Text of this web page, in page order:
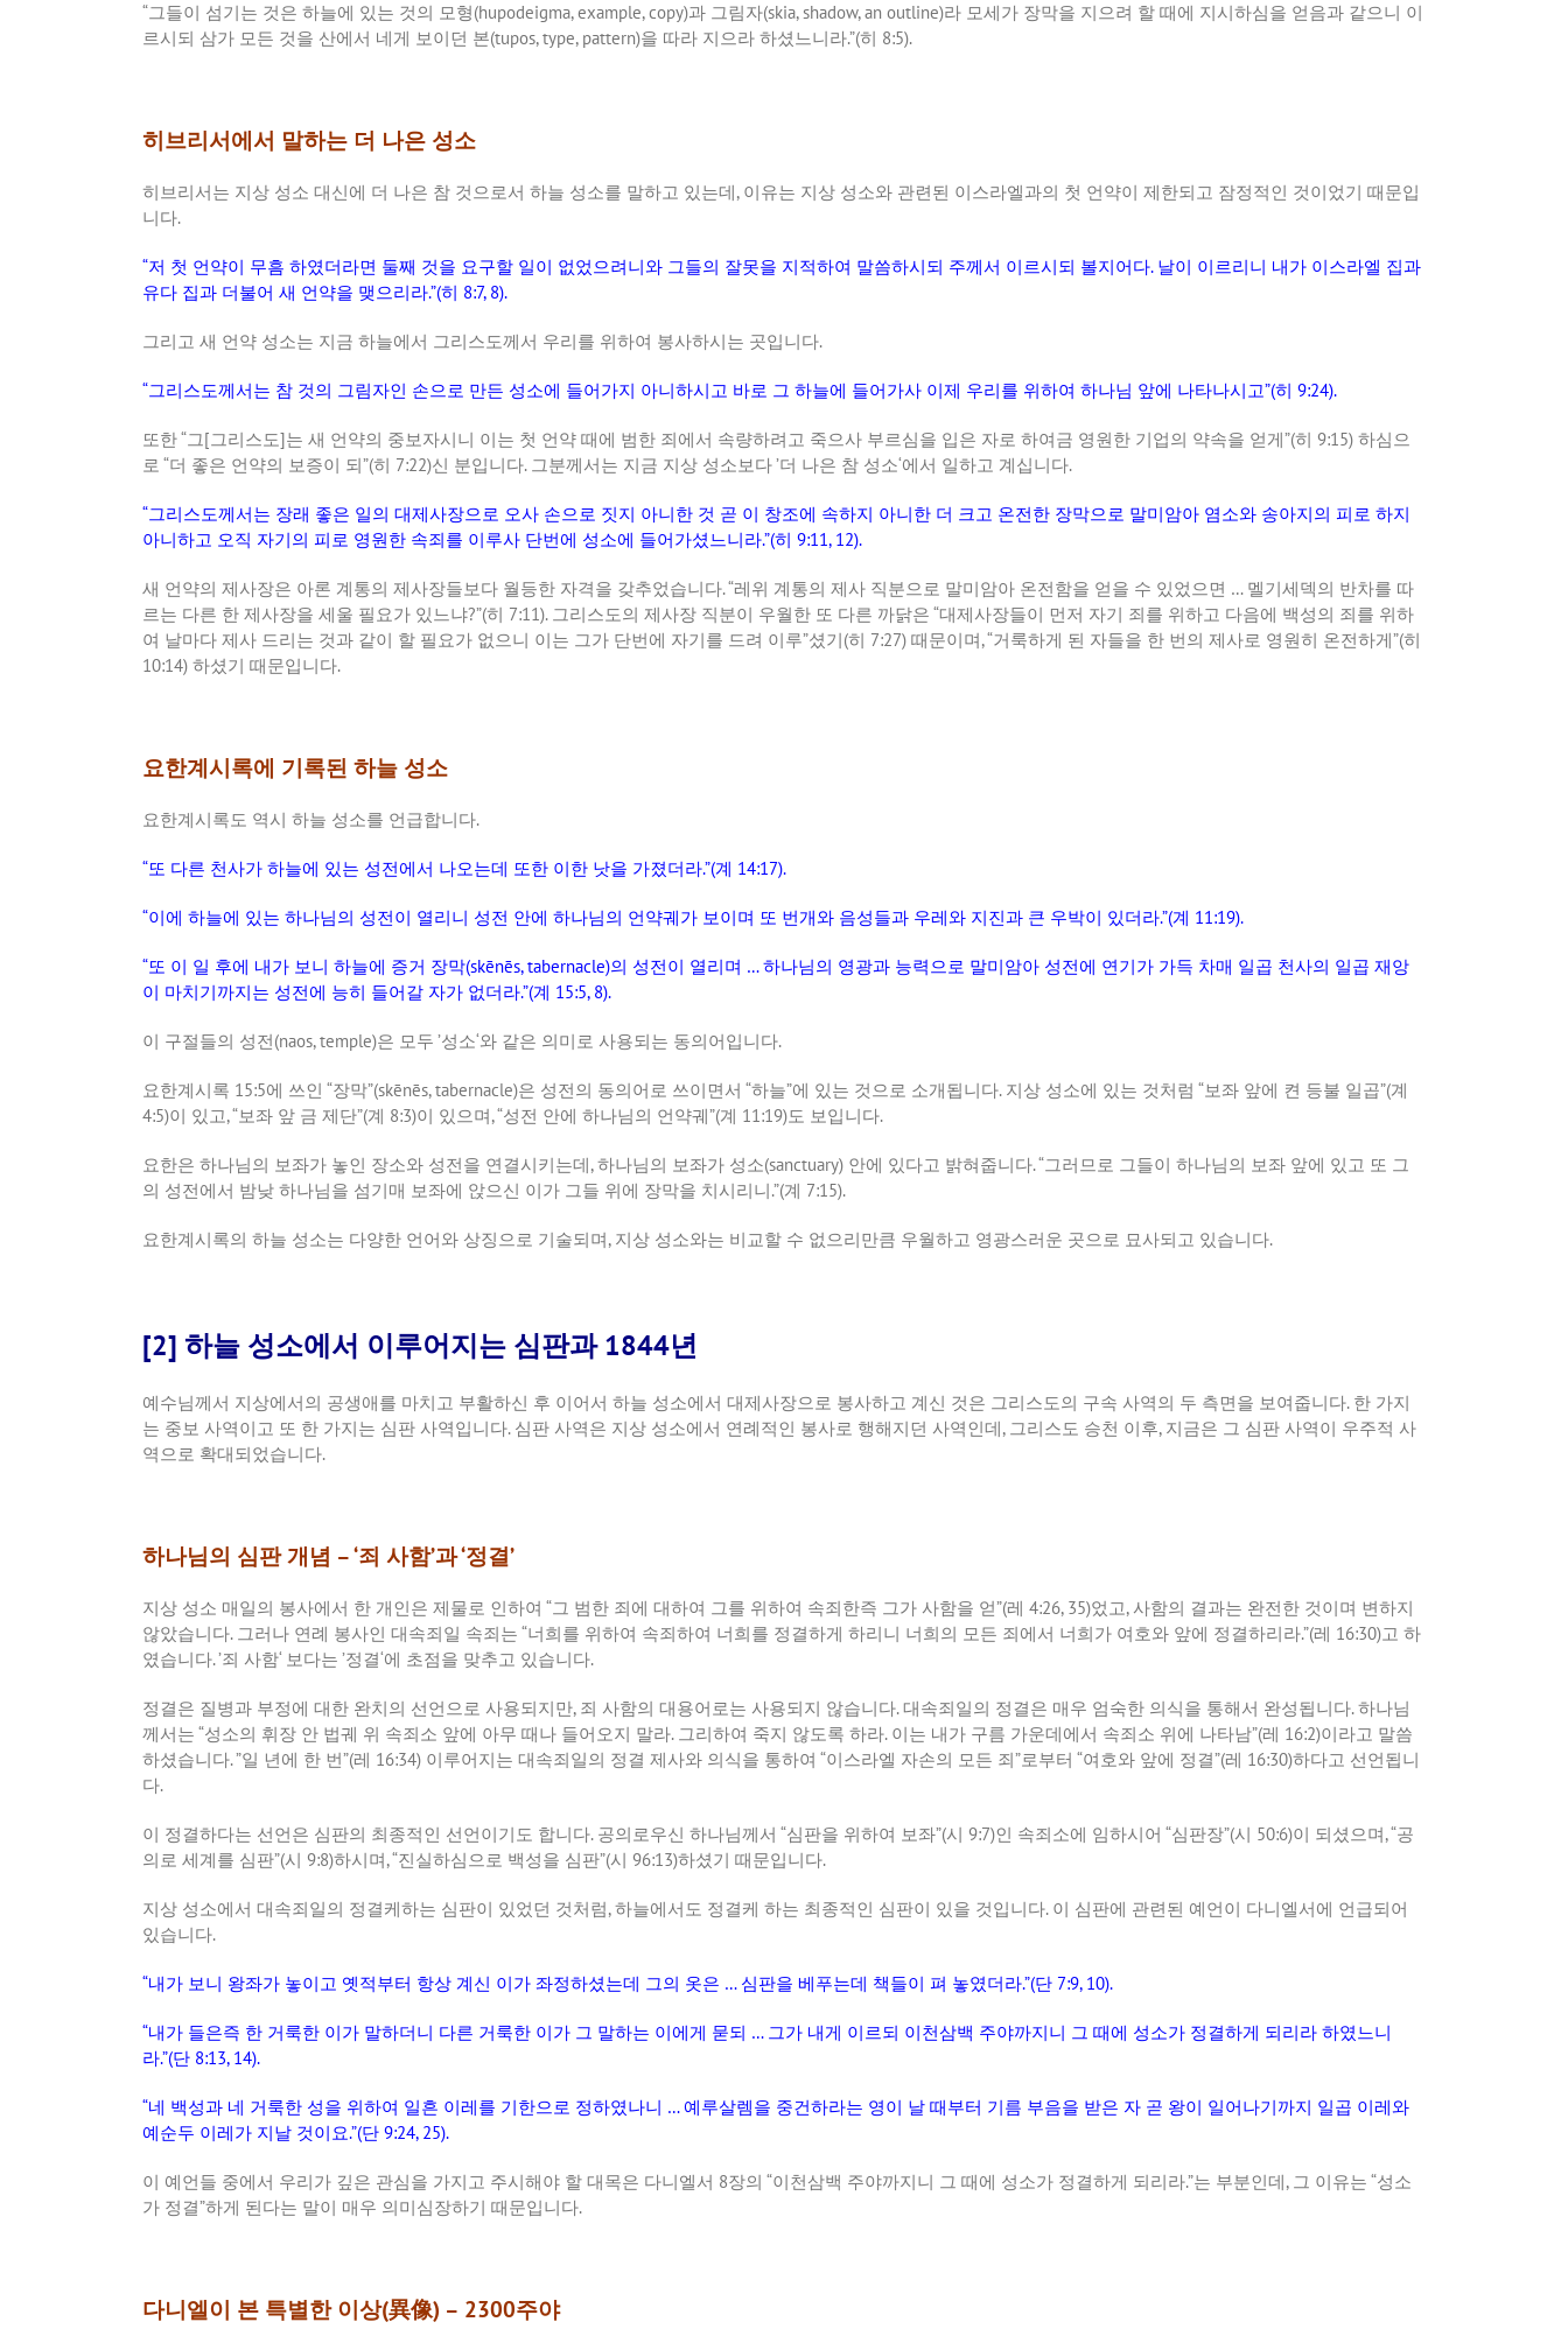
“그들이 섬기는 것은 하늘에 있는 것의 모형(hupodeigma, example, copy)과 그림자(skia, shadow, an outline)라 모세가 장막을 지으려 할 때에 지시하심을 얻음과 같으니 이
르시되 삼가 모든 것을 산에서 네게 보이던 본(tupos, type, pattern)을 따라 지으라 하셨느니라.”(히 8:5).
히브리서에서 말하는 더 나은 성소
히브리서는 지상 성소 대신에 더 나은 참 것으로서 하늘 성소를 말하고 있는데, 이유는 지상 성소와 관련된 이스라엘과의 첫 언약이 제한되고 잠정적인 것이었기 때문입
니다.
“저 첫 언약이 무흠 하였더라면 둘째 것을 요구할 일이 없었으려니와 그들의 잘못을 지적하여 말씀하시되 주께서 이르시되 볼지어다. 날이 이르리니 내가 이스라엘 집과
유다 집과 더불어 새 언약을 맺으리라.”(히 8:7, 8).
그리고 새 언약 성소는 지금 하늘에서 그리스도께서 우리를 위하여 봉사하시는 곳입니다.
“그리스도께서는 참 것의 그림자인 손으로 만든 성소에 들어가지 아니하시고 바로 그 하늘에 들어가사 이제 우리를 위하여 하나님 앞에 나타나시고”(히 9:24).
또한“그[그리스도]는 새 언약의 중보자시니 이는 첫 언약 때에 범한 죄에서 속량하려고 죽으사 부르심을 입은 자로 하여금 영원한 기업의 약속을 얻게”(히 9:15) 하심으
로 “더 좋은 언약의 보증이 되”(히 7:22)신 분입니다. 그분께서는 지금 지상 성소보다’더 나은 참 성소‘에서 일하고 계십니다.
“그리스도께서는 장래 좋은 일의 대제사장으로 오사 손으로 짓지 아니한 것 곧 이 창조에 속하지 아니한 더 크고 온전한 장막으로 말미암아 염소와 송아지의 피로 하지
아니하고 오직 자기의 피로 영원한 속죄를 이루사 단번에 성소에 들어가셨느니라.”(히 9:11, 12).
새 언약의 제사장은 아론 계통의 제사장들보다 월등한 자격을 갖추었습니다. “레위 계통의 제사 직분으로 말미암아 온전함을 얻을 수 있었으면 … 멜기세덱의 반차를 따
르는 다른 한 제사장을 세울 필요가 있느냐?”(히 7:11). 그리스도의 제사장 직분이 우월한 또 다른 까닭은 “대제사장들이 먼저 자기 죄를 위하고 다음에 백성의 죄를 위하
여 날마다 제사 드리는 것과 같이 할 필요가 없으니 이는 그가 단번에 자기를 드려 이루”셨기(히 7:27) 때문이며, “거룩하게 된 자들을 한 번의 제사로 영원히 온전하게”(히
10:14) 하셨기 때문입니다.
요한계시록에 기록된 하늘 성소
요한계시록도 역시 하늘 성소를 언급합니다.
“또 다른 천사가 하늘에 있는 성전에서 나오는데 또한 이한 낫을 가졌더라.”(계 14:17).
“이에 하늘에 있는 하나님의 성전이 열리니 성전 안에 하나님의 언약궤가 보이며 또 번개와 음성들과 우레와 지진과 큰 우박이 있더라.”(계 11:19).
“또 이 일 후에 내가 보니 하늘에 증거 장막(skēnēs, tabernacle)의 성전이 열리며 …하나님의 영광과 능력으로 말미암아 성전에 연기가 가득 차매 일곱 천사의 일곱 재앙
이 마치기까지는 성전에 능히 들어갈 자가 없더라.”(계 15:5, 8).
이 구절들의 성전(naos, temple)은 모두 ’성소‘와 같은 의미로 사용되는 동의어입니다.
요한계시록 15:5에 쓰인 “장막”(skēnēs, tabernacle)은 성전의 동의어로 쓰이면서 “하늘”에 있는 것으로 소개됩니다. 지상 성소에 있는 것처럼 “보좌 앞에 켠 등불 일곱”(계
4:5)이 있고, “보좌 앞 금 제단”(계 8:3)이 있으며, “성전 안에 하나님의 언약궤”(계 11:19)도 보입니다.
요한은 하나님의 보좌가 놓인 장소와 성전을 연결시키는데,하나님의 보좌가 성소(sanctuary) 안에 있다고 밝혀줍니다. “그러므로 그들이 하나님의 보좌 앞에 있고 또 그
의 성전에서 밤낮 하나님을 섬기매 보좌에 앉으신 이가 그들 위에 장막을 치시리니.”(계 7:15).
요한계시록의 하늘 성소는 다양한 언어와 상징으로 기술되며, 지상 성소와는 비교할 수 없으리만큼 우월하고 영광스러운 곳으로 묘사되고 있습니다.
[2] 하늘 성소에서 이루어지는 심판과 1844년
예수님께서 지상에서의 공생애를 마치고 부활하신 후 이어서 하늘 성소에서 대제사장으로 봉사하고 계신 것은 그리스도의 구속 사역의 두 측면을 보여줍니다. 한 가지
는 중보 사역이고 또 한 가지는 심판 사역입니다. 심판 사역은 지상 성소에서 연례적인 봉사로 행해지던 사역인데, 그리스도 승천 이후, 지금은 그 심판 사역이 우주적 사
역으로 확대되었습니다.
하나님의 심판 개념 – ‘죄 사함’과 ‘정결’
지상 성소 매일의 봉사에서 한 개인은 제물로 인하여 “그 범한 죄에 대하여 그를 위하여 속죄한즉 그가 사함을 얻”(레 4:26, 35)었고,사함의 결과는 완전한 것이며 변하지
않았습니다. 그러나 연례 봉사인 대속죄일 속죄는 “너희를 위하여 속죄하여 너희를 정결하게 하리니 너희의 모든 죄에서 너희가 여호와 앞에 정결하리라.”(레 16:30)고 하
였습니다. ’죄 사함‘ 보다는 ’정결‘에 초점을 맞추고 있습니다.
정결은 질병과 부정에 대한 완치의 선언으로 사용되지만, 죄 사함의 대용어로는 사용되지 않습니다.대속죄일의 정결은 매우 엄숙한 의식을 통해서 완성됩니다.하나님
께서는 “성소의 휘장 안 법궤 위 속죄소 앞에 아무 때나 들어오지 말라. 그리하여 죽지 않도록 하라. 이는 내가 구름 가운데에서 속죄소 위에 나타남”(레 16:2)이라고 말씀
하셨습니다. ”일 년에 한 번”(레 16:34) 이루어지는 대속죄일의 정결 제사와 의식을 통하여 “이스라엘 자손의 모든 죄”로부터 “여호와 앞에 정결”(레 16:30)하다고 선언됩니
다.
이 정결하다는 선언은 심판의 최종적인 선언이기도 합니다. 공의로우신 하나님께서 “심판을 위하여 보좌”(시 9:7)인 속죄소에 임하시어 “심판장”(시 50:6)이 되셨으며, “공
의로 세계를 심판”(시 9:8)하시며, “진실하심으로 백성을 심판”(시 96:13)하셨기 때문입니다.
지상 성소에서 대속죄일의 정결케하는 심판이 있었던 것처럼,하늘에서도 정결케 하는 최종적인 심판이 있을 것입니다. 이 심판에 관련된 예언이 다니엘서에 언급되어
있습니다.
“내가 보니 왕좌가 놓이고 옛적부터 항상 계신 이가 좌정하셨는데 그의 옷은 … 심판을 베푸는데 책들이 펴 놓였더라.”(단 7:9, 10).
“내가 들은즉 한 거룩한 이가 말하더니 다른 거룩한 이가 그 말하는 이에게 묻되 … 그가 내게 이르되 이천삼백 주야까지니 그 때에 성소가 정결하게 되리라 하였느니
라.”(단 8:13, 14).
“네 백성과 네 거룩한 성을 위하여 일흔 이레를 기한으로 정하였나니 …예루살렘을 중건하라는 영이 날 때부터 기름 부음을 받은 자 곧 왕이 일어나기까지 일곱 이레와
예순두 이레가 지날 것이요.”(단 9:24, 25).
이 예언들 중에서 우리가 깊은 관심을 가지고 주시해야 할 대목은 다니엘서 8장의 “이천삼백 주야까지니 그 때에 성소가 정결하게 되리라.”는 부분인데, 그 이유는 “성소
가 정결”하게 된다는 말이 매우 의미심장하기 때문입니다.
다니엘이 본 특별한 이상(異像) – 2300주야